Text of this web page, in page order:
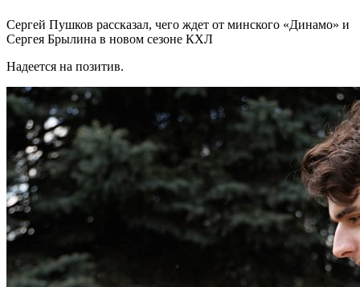
Сергей Пушков рассказал, чего ждет от минского «Динамо» и
Сергея Брылина в новом сезоне КХЛ
Надеется на позитив.